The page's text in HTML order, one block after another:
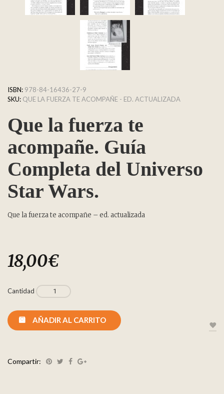
ISBN: 978-84-16436-27-9
SKU: QUE LA FUERZA TE ACOMPAÑE - ED. ACTUALIZADA
Que la fuerza te
acompañe. Guía
Completa del Universo
Star Wars.
Que la fuerza te acompañe – ed. actualizada
18,00€
Cantidad
AÑADIR AL CARRITO
Compartir: